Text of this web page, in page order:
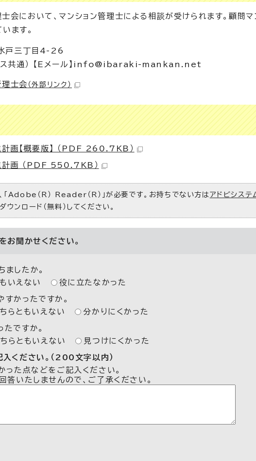
会において、マンション管理士による相談が受けられます。顧問マ
ます。
三丁目4-26
共通） 【Eメール】info@ibaraki-mankan.net
理士会 （外部リンク）
画【概要版】 （PDF 260.7KB）
計画 （PDF 550.7KB）
「Adobe（R） Reader（R）」が必要です。お持ちでない方は アドビシステ
ウンロード（無料）してください。
お聞かせください。
したか。
いえない 役に立たなかった
かったですか。
らともいえない 分かりにくかった
ですか。
らともいえない 見つけにくかった
ください。（200文字以内）
った点などをご記入ください。
答いたしませんので、ご了承ください。